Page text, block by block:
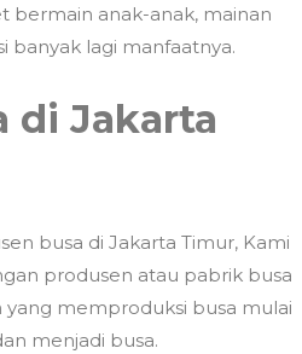
bermain anak-anak, mainan
banyak lagi manfaatnya.
di Jakarta
busa di Jakarta Timur, Kami
produsen atau pabrik busa
yang memproduksi busa mulai
menjadi busa.